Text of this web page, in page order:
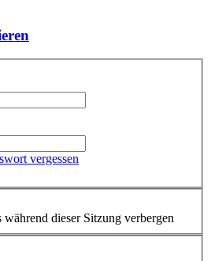
vergessen
dieser Sitzung verbergen